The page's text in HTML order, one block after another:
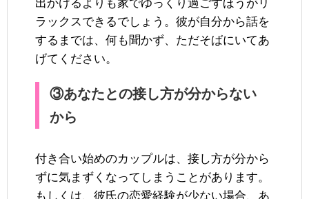
出かけるよりも家でゆっくり過ごすほうがリ
ラックスできるでしょう。彼が自分から話を
するまでは、何も聞かず、ただそばにいてあ
げてください。
③あなたとの接し方が分からない
から
付き合い始めのカップルは、接し方が分から
ずに気まずくなってしまうことがあります。
もしくは、彼氏の恋愛経験が少ない場合、あ